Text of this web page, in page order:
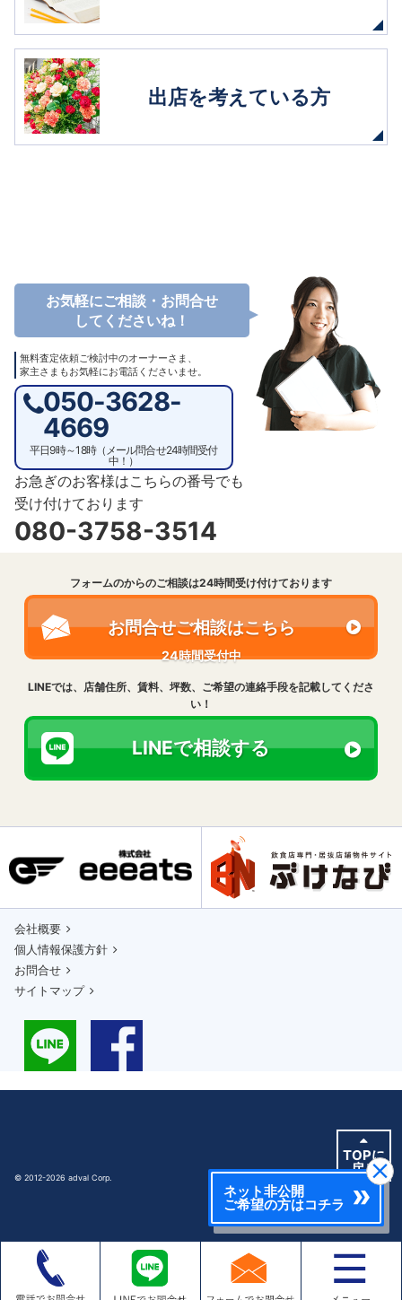
出店を考えている方
お気軽にご相談・お問合せ
してくださいね！
無料査定依頼ご検討中のオーナーさま、
家主さまもお気軽にお電話くださいませ。
050-3628-
4669
平日9時～18時（メール問合せ24時間受付
中！）
お急ぎのお客様はこちらの番号でも
受け付けております
080-3758-3514
フォームのからのご相談は24時間受け付けております
お問合せご相談はこちら
24時間受付中
LINEでは、店舗住所、賃料、坪数、 ご希望の連絡手段を記載してくださ
い！
LINEで相談する
会社概要
個人情報保護方針
お問合せ
サイトマップ
© 2012-2026 adval Corp.
TOPに
戻る
ネット非公開
ご希望の方はコチラ